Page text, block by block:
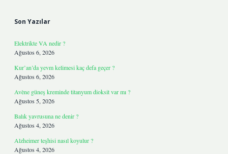
Son Yazılar
Elektrikte VA nedir ?
Ağustos 6, 2026
Kur’an’da yevm kelimesi kaç defa geçer ?
Ağustos 6, 2026
Avène güneş kreminde titanyum dioksit var mı ?
Ağustos 5, 2026
Balık yavrusuna ne denir ?
Ağustos 4, 2026
Alzheimer teşhisi nasıl koyulur ?
Ağustos 4, 2026